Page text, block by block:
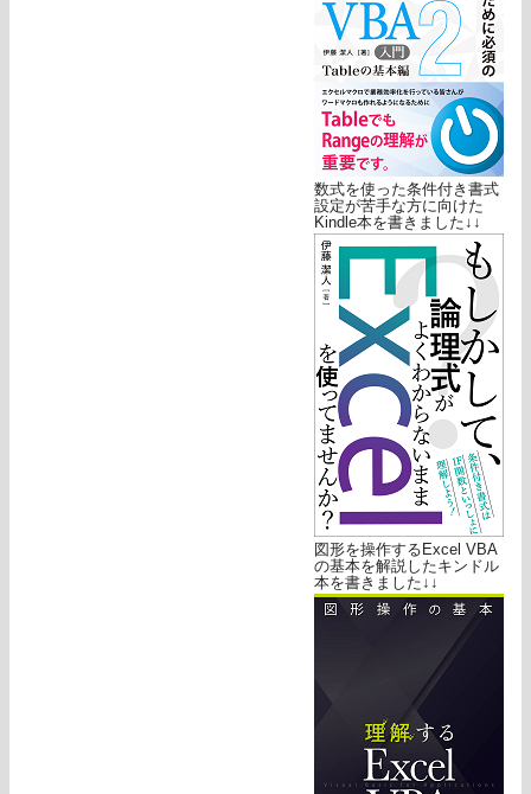
数式を使った条件付き書式
設定が苦手な方に向けた
Kindle本を書きました↓↓
図形を操作するExcel VBA
の基本を解説したキンドル
本を書きました↓↓